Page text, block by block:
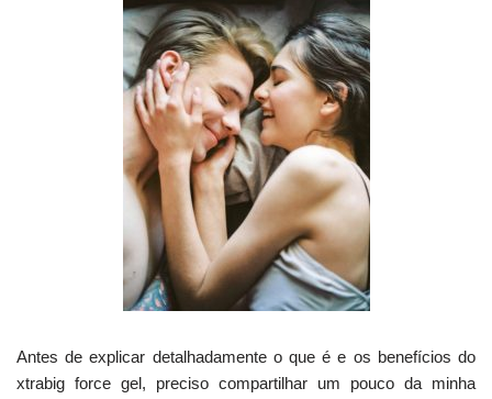
Antes de explicar detalhadamente o que é e os benefícios do
xtrabig force gel, preciso compartilhar um pouco da minha